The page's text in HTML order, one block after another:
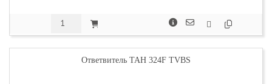
Ответвитель TAH 324F TVBS